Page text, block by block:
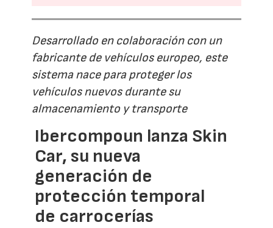
Desarrollado en colaboración con un
fabricante de vehículos europeo, este
sistema nace para proteger los
vehículos nuevos durante su
almacenamiento y transporte
Ibercompoun lanza Skin
Car, su nueva
generación de
protección temporal
de carrocerías